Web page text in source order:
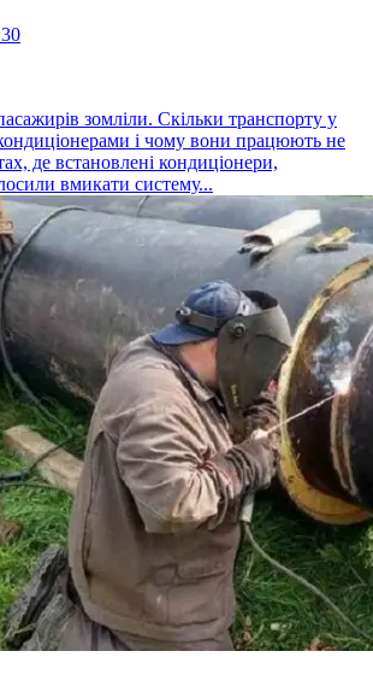
зомліли. Скільки транспорту у
і чому вони працюють не
де встановлені кондиціонери,
вмикати систему...